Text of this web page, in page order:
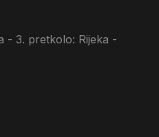
- 3. pretkolo: Rijeka -